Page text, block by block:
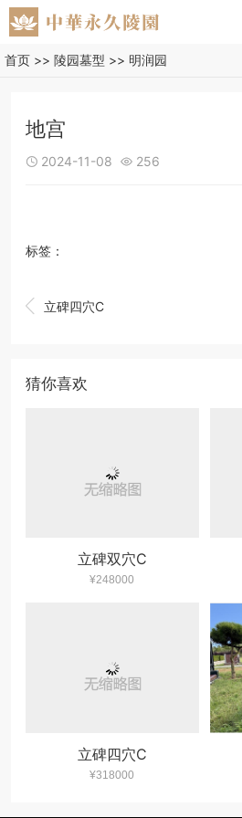
首页 >> 陵园墓型 >> 明润园
地宫
 2024-11-08  256
标签：
 立碑四穴C
猜你喜欢
立碑双穴C
¥248000
立碑四穴C
¥318000